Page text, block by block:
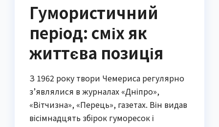
Гумористичний
період: сміх як
життєва позиція
З 1962 року твори Чемериса регулярно
з’являлися в журналах «Дніпро»,
«Вітчизна», «Перець», газетах. Він видав
вісімнадцять збірок гуморесок і